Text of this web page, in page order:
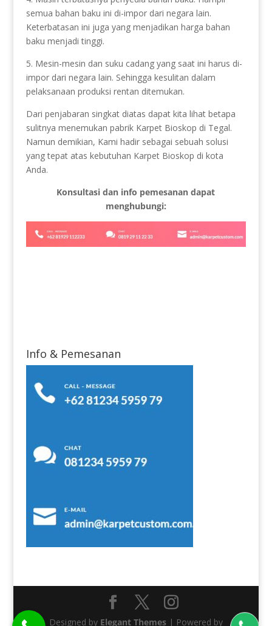
semua bahan baku ini di-impor dari negara lain.
Keterbatasan ini juga yang menjadikan harga bahan
baku menjadi tinggi.
5. Mesin-mesin dan suku cadang yang saat ini harus di-
impor dari negara lain. Sehingga kesulitan dalam
pelaksanaan produksi rentan ditemukan.
Dari penjabaran singkat diatas dapat kita lihat betapa
sulitnya menemukan pabrik Karpet Bioskop di Tegal.
Namun demikian, Kami hadir sebagai sebuah solusi
yang tepat atas kebutuhan Karpet Bioskop di kota
Anda.
Konsultasi dan info pemesanan dapat
menghubungi:
Info & Pemesanan
Designed by Elegant Themes| Powered by